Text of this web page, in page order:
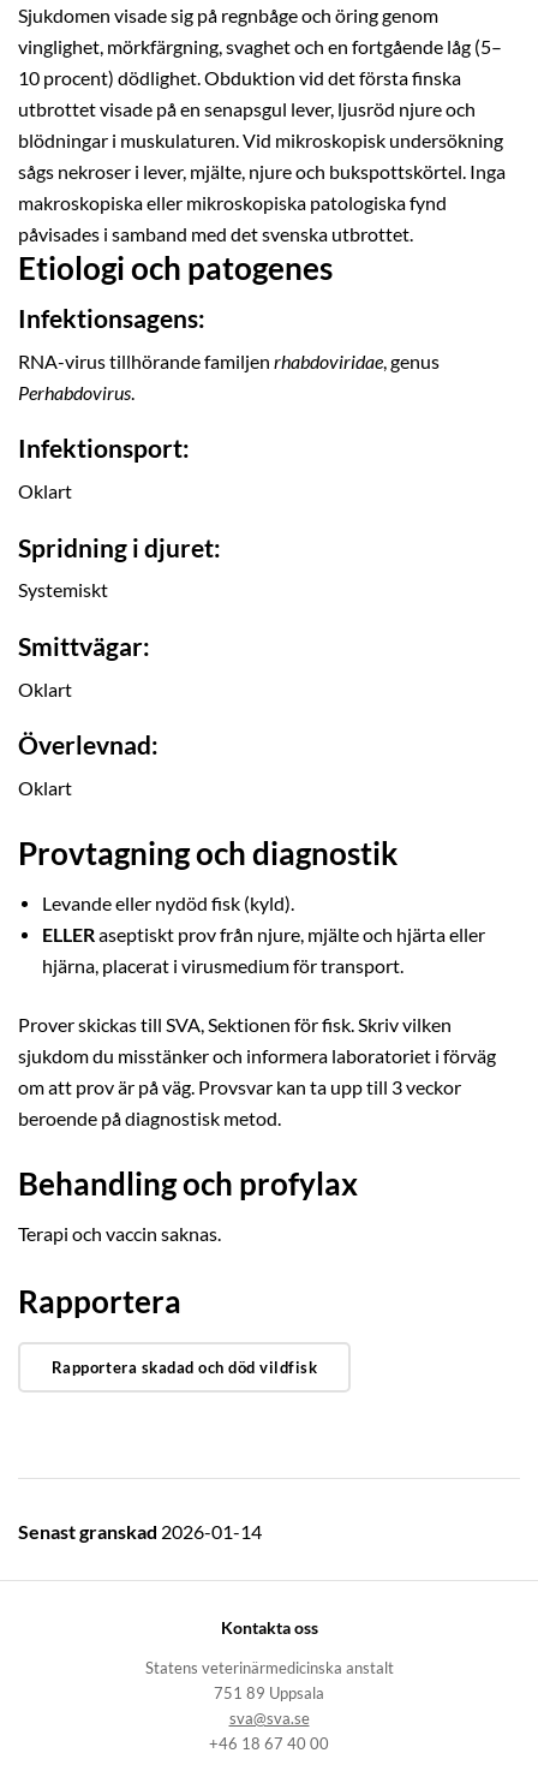
Sjukdomen visade sig på regnbåge och öring genom
vinglighet, mörkfärgning, svaghet och en fortgående låg (5–
10 procent) dödlighet. Obduktion vid det första finska
utbrottet visade på en senapsgul lever, ljusröd njure och
blödningar i muskulaturen. Vid mikroskopisk undersökning
sågs nekroser i lever, mjälte, njure och bukspottskörtel. Inga
makroskopiska eller mikroskopiska patologiska fynd
påvisades i samband med det svenska utbrottet.
Etiologi och patogenes
Infektionsagens:
RNA-virus tillhörande familjen rhabdoviridae , genus
Perhabdovirus
Infektionsport:
Oklart
Spridning i djuret:
Systemiskt
Smittvägar:
Oklart
Överlevnad:
Oklart
Provtagning och diagnostik
Levande eller nydöd fisk (kyld).
ELLERaseptiskt prov från njure, mjälte och hjärta eller
hjärna, placerat i virusmedium för transport.
Prover skickas till SVA, Sektionen för fisk. Skriv vilken
sjukdom du misstänker och informera laboratoriet i förväg
om att prov är på väg. Provsvar kan ta upp till 3 veckor
beroende på diagnostisk metod.
Behandling och profylax
Terapi och vaccin saknas.
Rapportera
Rapportera skadad och död vildfisk
Senast granskad 2026-01-14
Kontakta oss
Statens veterinärmedicinska anstalt
751 89 Uppsala
sva@sva.se
+46 18 67 40 00